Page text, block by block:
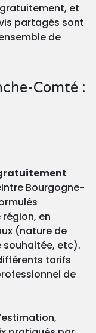
et
partagés sont
de
Comté :
Bourgogne-
en
(nature de
souhaitée, etc).
tarifs
de